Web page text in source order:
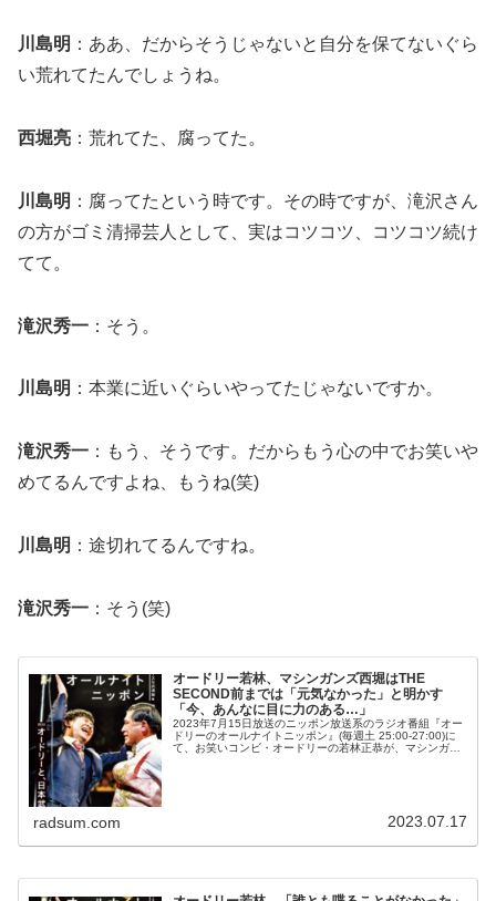
川島明 ：ああ、だからそうじゃないと自分を保てないぐら
い荒れてたんでしょうね。
西堀亮 ：荒れてた、腐ってた。
川島明 ：腐ってたという時です。その時ですが、滝沢さん
の方がゴミ清掃芸人として、実はコツコツ、コツコツ続け
てて。
滝沢秀一 ：そう。
川島明 ：本業に近いぐらいやってたじゃないですか。
滝沢秀一 ：もう、そうです。だからもう心の中でお笑いや
めてるんですよね、もうね(笑)
川島明 ：途切れてるんですね。
滝沢秀一 ：そう(笑)
オードリー若林、マシンガンズ西堀はTHE
SECOND前までは「元気なかった」と明かす
「今、あんなに目に力のある…」
2023年7月15日放送のニッポン放送系のラジオ番組『オー
ドリーのオールナイトニッポン』(毎週土 25:00-27:00)に
て、お笑いコンビ・オードリーの若林正恭が、マシンガン
radsum.com 2023.07.17